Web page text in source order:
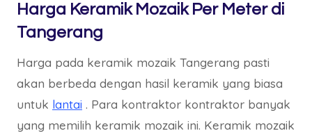
Harga Keramik Mozaik Per Meter di
Tangerang
Harga pada keramik mozaik Tangerang pasti
akan berbeda dengan hasil keramik yang biasa
untuk lantai . Para kontraktor kontraktor banyak
yang memilih keramik mozaik ini. Keramik mozaik